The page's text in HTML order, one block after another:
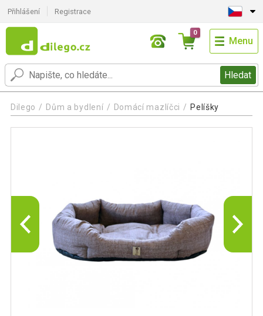
Přihlášení Registrace
Hledat
0
Menu
Dilego Dům a bydlení Domácí mazlíčci Pelíšky